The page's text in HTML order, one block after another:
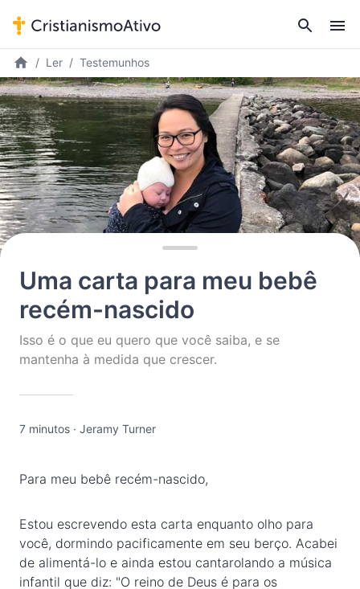
Ler Testemunhos
Uma carta para meu bebê
recém-nascido
Isso é o que eu quero que você saiba, e se
mantenha à medida que crescer.
7 minutos · Jeramy Turner
Para meu bebê recém-nascido,
Estou escrevendo esta carta enquanto olho para
você, dormindo pacificamente em seu berço. Acabei
de alimentá-lo e ainda estou cantarolando a música
infantil que diz: "O reino de Deus é para os